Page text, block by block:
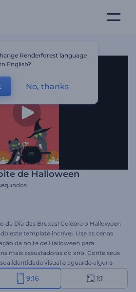
de Halloween
de Dia das Bruxas! Celebre o Halloween
este template incrível. Use as cenas
da noite de Halloween para
mais assustadoras do ano. Conte seus
identidade visual e aguarde alguns
profissional em vídeo. Use em
vídeos de Halloween nas redes,
9:16 1:1
Renderforest language
English?
No, thanks